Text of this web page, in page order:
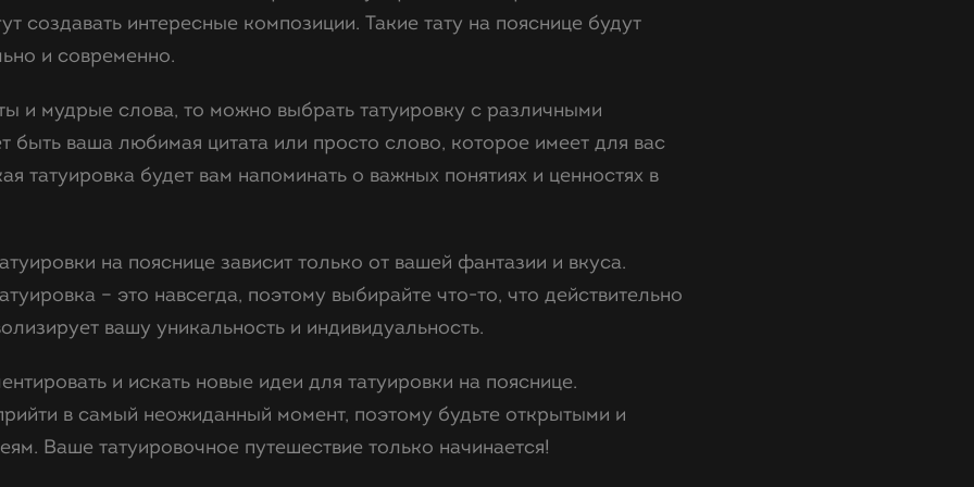
создавать интересные композиции. Такие тату на пояснице будут
и современно.
и мудрые слова, то можно выбрать татуировку с различными
быть ваша любимая цитата или просто слово, которое имеет для вас
татуировка будет вам напоминать о важных понятиях и ценностях в
на пояснице зависит только от вашей фантазии и вкуса.
– это навсегда, поэтому выбирайте что-то, что действительно
вашу уникальность и индивидуальность.
и искать новые идеи для татуировки на пояснице.
в самый неожиданный момент, поэтому будьте открытыми и
Ваше татуировочное путешествие только начинается!